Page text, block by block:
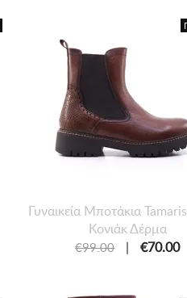
Γυναικεία Mποτάκια
Κονιάκ Δέρμα
€99.00 | €70.00